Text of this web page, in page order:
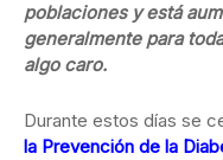
poblaciones y está
generalmente para
algo caro.
Durante estos días se
la Prevención de la